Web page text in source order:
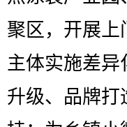
聚区，开展上
主体实施差异
升级、品牌打